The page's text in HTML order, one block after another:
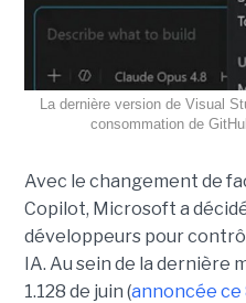
La dernière version de Visual
consommation de
Avec le changement de
Copilot, Microsoft a
développeurs pour
IA. Au sein de la dernière
1.128 de juin (annoncée ce